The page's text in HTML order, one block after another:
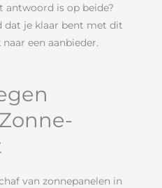
antwoord is op beide?
dat je klaar bent met dit
een aanbieder.
van zonnepanelen in